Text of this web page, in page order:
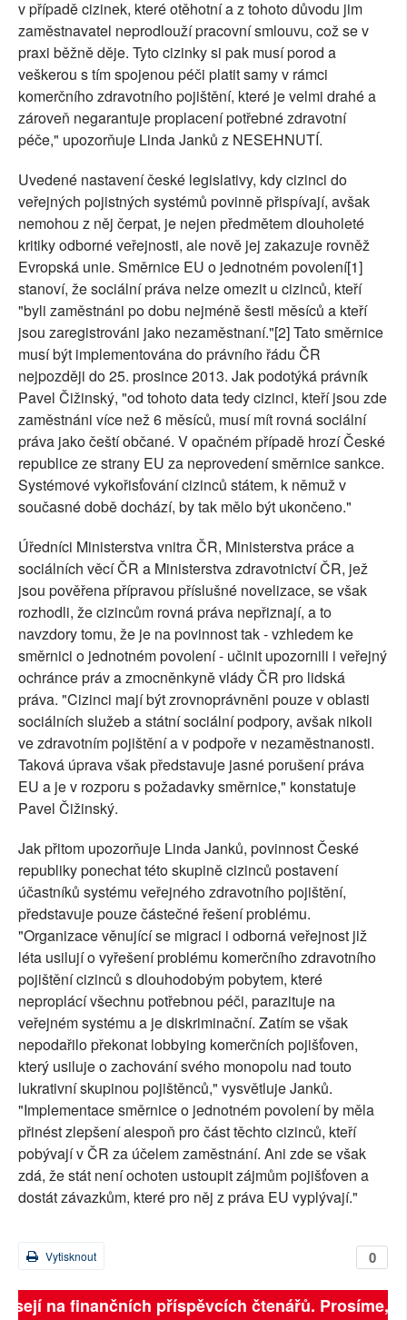
v případě cizinek, které otěhotní a z tohoto důvodu jim
zaměstnavatel neprodlouží pracovní smlouvu, což se v
praxi běžně děje. Tyto cizinky si pak musí porod a
veškerou s tím spojenou péči platit samy v rámci
komerčního zdravotního pojištění, které je velmi drahé a
zároveň negarantuje proplacení potřebné zdravotní
péče," upozorňuje Linda Janků z NESEHNUTÍ.
Uvedené nastavení české legislativy, kdy cizinci do
veřejných pojistných systémů povinně přispívají, avšak
nemohou z něj čerpat, je nejen předmětem dlouholeté
kritiky odborné veřejnosti, ale nově jej zakazuje rovněž
Evropská unie. Směrnice EU o jednotném povolení[1]
stanoví, že sociální práva nelze omezit u cizinců, kteří
"byli zaměstnáni po dobu nejméně šesti měsíců a kteří
jsou zaregistrováni jako nezaměstnaní."[2] Tato směrnice
musí být implementována do právního řádu ČR
nejpozději do 25. prosince 2013. Jak podotýká právník
Pavel Čižinský, "od tohoto data tedy cizinci, kteří jsou zde
zaměstnáni více než 6 měsíců, musí mít rovná sociální
práva jako čeští občané. V opačném případě hrozí České
republice ze strany EU za neprovedení směrnice sankce.
Systémové vykořisťování cizinců státem, k němuž v
současné době dochází, by tak mělo být ukončeno."
Úředníci Ministerstva vnitra ČR, Ministerstva práce a
sociálních věcí ČR a Ministerstva zdravotnictví ČR, jež
jsou pověřena přípravou příslušné novelizace, se však
rozhodli, že cizincům rovná práva nepřiznají, a to
navzdory tomu, že je na povinnost tak - vzhledem ke
směrnici o jednotném povolení - učinit upozornili i veřejný
ochránce práv a zmocněnkyně vlády ČR pro lidská
práva. "Cizinci mají být zrovnoprávněni pouze v oblasti
sociálních služeb a státní sociální podpory, avšak nikoli
ve zdravotním pojištění a v podpoře v nezaměstnanosti.
Taková úprava však představuje jasné porušení práva
EU a je v rozporu s požadavky směrnice," konstatuje
Pavel Čižinský.
Jak přitom upozorňuje Linda Janků, povinnost České
republiky ponechat této skupině cizinců postavení
účastníků systému veřejného zdravotního pojištění,
představuje pouze částečné řešení problému.
"Organizace věnující se migraci i odborná veřejnost již
léta usilují o vyřešení problému komerčního zdravotního
pojištění cizinců s dlouhodobým pobytem, které
neproplácí všechnu potřebnou péči, parazituje na
veřejném systému a je diskriminační. Zatím se však
nepodařilo překonat lobbying komerčních pojišťoven,
který usiluje o zachování svého monopolu nad touto
lukrativní skupinou pojištěnců," vysvětluje Janků.
"Implementace směrnice o jednotném povolení by měla
přinést zlepšení alespoň pro část těchto cizinců, kteří
pobývají v ČR za účelem zaměstnání. Ani zde se však
zdá, že stát není ochoten ustoupit zájmům pojišťoven a
dostát závazkům, které pro něj z práva EU vyplývají."
0
Vytisknout
na finančních příspěvcích čtenářů. Prosíme,